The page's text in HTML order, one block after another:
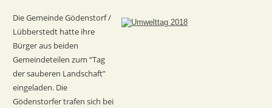
Die Gemeinde Gödenstorf /
Lübberstedt hatte ihre
Bürger aus beiden
Gemeindeteilen zum “Tag
der sauberen Landschaft”
eingeladen. Die
Gödenstorfer trafen sich bei